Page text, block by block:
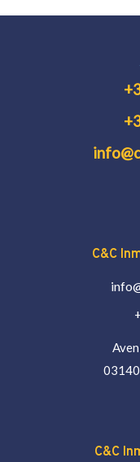
C&C
03140
C&C